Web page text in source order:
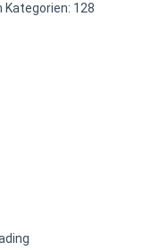
Kategorien: 128